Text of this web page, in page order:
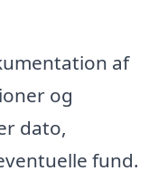
af
og
dato,
fund.